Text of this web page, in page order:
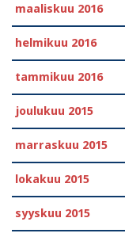
maaliskuu 2016
helmikuu 2016
tammikuu 2016
joulukuu 2015
marraskuu 2015
lokakuu 2015
syyskuu 2015